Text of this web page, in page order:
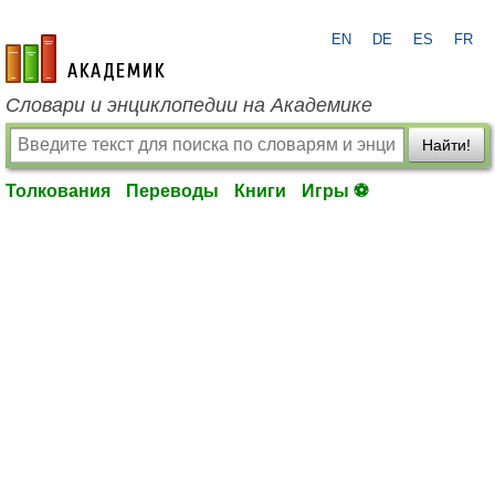
academic.ru
EN DE ES FR
Словари и энциклопедии на Академике
Найти!
Толкования Переводы Книги Игры ⚽